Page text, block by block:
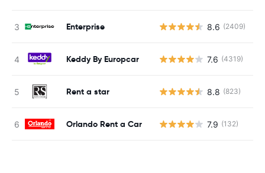
Enterprise 8.6 (2409)
Keddy By Europcar 7.6 (4319)
Rent a star 8.8 (823)
Orlando Rent a Car 7.9 (132)